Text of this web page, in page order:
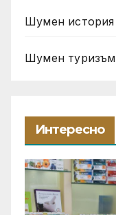
Шумен история
Шумен туризъм
Интересно